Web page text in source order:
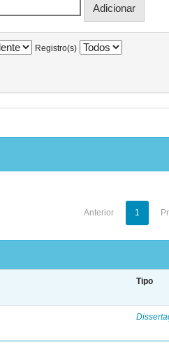
Registro(s)
Anterior 1
Tipo